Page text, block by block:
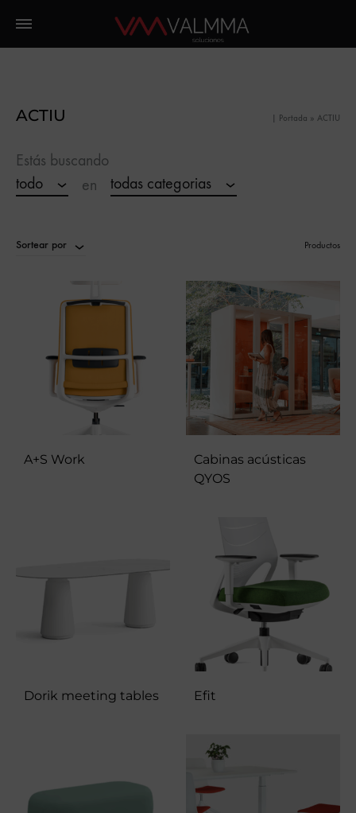
ACTIU | Portada » ACTIU
Estás buscando
todo
en todas categorias
Sortear por Productos
A+S Work
Cabinas acústicas
QYOS
Dorik meeting tables Efit